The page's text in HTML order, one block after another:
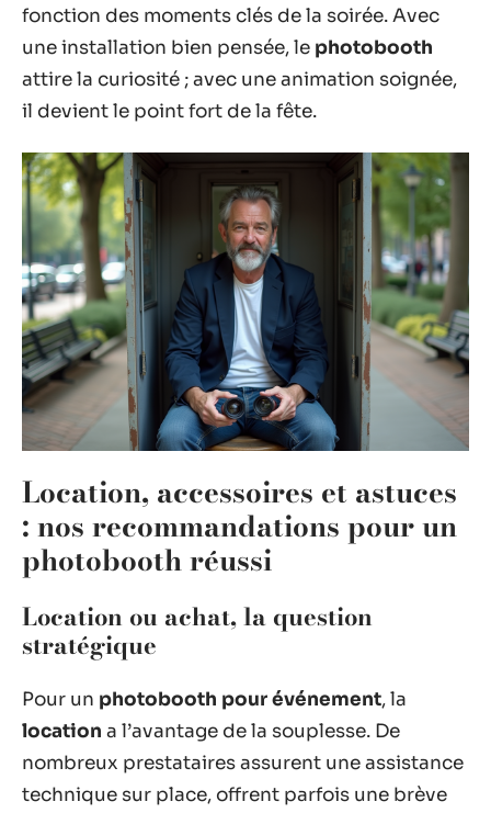
fonction des moments clés de la soirée. Avec
une installation bien pensée, le photobooth
attire la curiosité ; avec une animation soignée,
il devient le point fort de la fête.
Location, accessoires et astuces
: nos recommandations pour un
photobooth réussi
Location ou achat, la question
stratégique
Pour un photobooth pour événement, la
location a l’avantage de la souplesse. De
nombreux prestataires assurent une assistance
technique sur place, offrent parfois une brève